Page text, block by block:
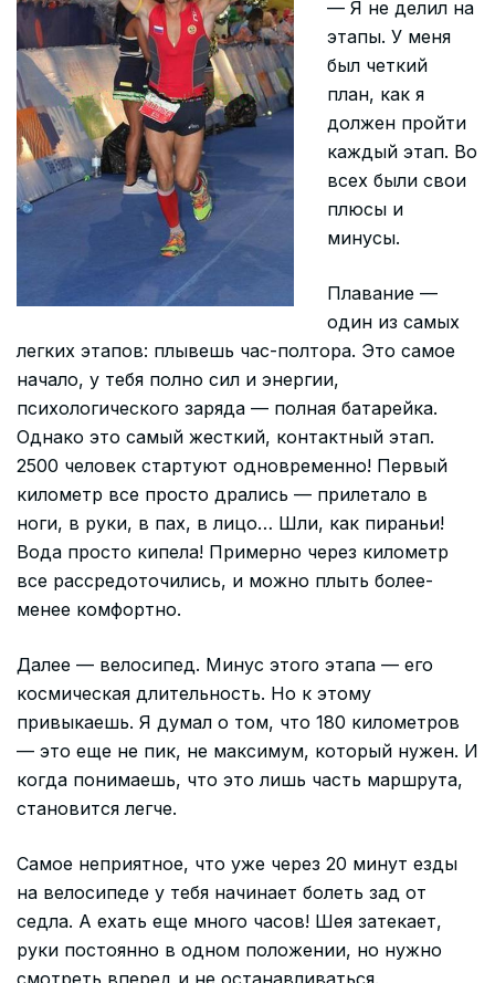
— Я не делил на
этапы. У меня
был четкий
план, как я
должен пройти
каждый этап. Во
всех были свои
плюсы и
минусы.
Плавание —
один из самых
легких этапов: плывешь час-полтора. Это самое
начало, у тебя полно сил и энергии,
психологического заряда — полная батарейка.
Однако это самый жесткий, контактный этап.
2500 человек стартуют одновременно! Первый
километр все просто дрались — прилетало в
ноги, в руки, в пах, в лицо… Шли, как пираньи!
Вода просто кипела! Примерно через километр
все рассредоточились, и можно плыть более-
менее комфортно.
Далее — велосипед. Минус этого этапа — его
космическая длительность. Но к этому
привыкаешь. Я думал о том, что 180 километров
— это еще не пик, не максимум, который нужен. И
когда понимаешь, что это лишь часть маршрута,
становится легче.
Самое неприятное, что уже через 20 минут езды
на велосипеде у тебя начинает болеть зад от
седла. А ехать еще много часов! Шея затекает,
руки постоянно в одном положении, но нужно
смотреть вперед и не останавливаться.